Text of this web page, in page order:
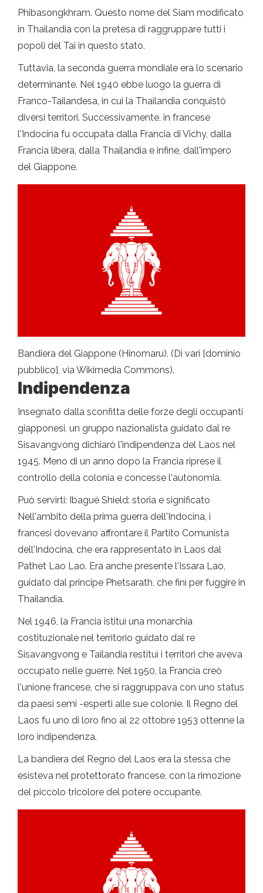
Phibasongkhram. Questo nome del Siam modificato
in Thailandia con la pretesa di raggruppare tutti i
popoli del Tai in questo stato.
Tuttavia, la seconda guerra mondiale era lo scenario
determinante. Nel 1940 ebbe luogo la guerra di
Franco-Tailandesa, in cui la Thailandia conquistò
diversi territori. Successivamente, in francese
l'Indocina fu occupata dalla Francia di Vichy, dalla
Francia libera, dalla Thailandia e infine, dall'impero
del Giappone.
Bandiera del Giappone (Hinomaru). (Di vari [dominio
pubblico], via Wikimedia Commons).
Indipendenza
Insegnato dalla sconfitta delle forze degli occupanti
giapponesi, un gruppo nazionalista guidato dal re
Sisavangvong dichiarò l'indipendenza del Laos nel
1945. Meno di un anno dopo la Francia riprese il
controllo della colonia e concesse l'autonomia.
Può servirti: Ibagué Shield: storia e significato
Nell'ambito della prima guerra dell'Indocina, i
francesi dovevano affrontare il Partito Comunista
dell'Indocina, che era rappresentato in Laos dal
Pathet Lao Lao. Era anche presente l'Issara Lao,
guidato dal principe Phetsarath, che finì per fuggire in
Thailandia.
Nel 1946, la Francia istituì una monarchia
costituzionale nel territorio guidato dal re
Sisavangvong e Tailandia restituì i territori che aveva
occupato nelle guerre. Nel 1950, la Francia creò
l'unione francese, che si raggruppava con uno status
da paesi semi -esperti alle sue colonie. Il Regno del
Laos fu uno di loro fino al 22 ottobre 1953 ottenne la
loro indipendenza.
La bandiera del Regno del Laos era la stessa che
esisteva nel protettorato francese, con la rimozione
del piccolo tricolore del potere occupante.